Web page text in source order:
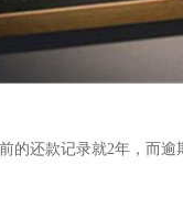
还款记录就2年，而逾